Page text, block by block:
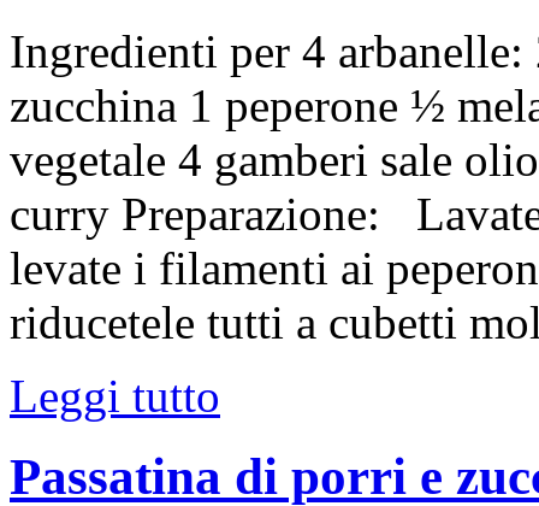
Ingredienti per 4
zucchina 1 peperone ½
vegetale 4 gamberi sale
curry Preparazione:
levate i filamenti ai
riducetele tutti a cubetti
Leggi tutto
Passatina di porri e